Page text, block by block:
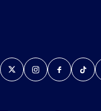
v
e
n
TwitterInstagramFacebook
TikTok